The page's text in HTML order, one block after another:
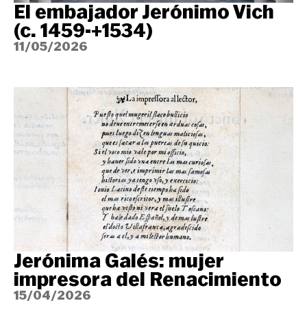
El embajador Jerónimo Vich
(c. 1459-+1534)
11/05/2026
Jerónima Galés: mujer
impresora del Renacimiento
15/04/2026